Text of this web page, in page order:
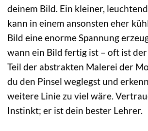
deinem Bild. Ein kleiner,
kann in einem ansonsten eher
Bild eine enorme Spannung
wann ein Bild fertig ist – oft ist
Teil der abstrakten Malerei der
du den Pinsel weglegst und
weitere Linie zu viel wäre.
Instinkt; er ist dein bester Lehrer.